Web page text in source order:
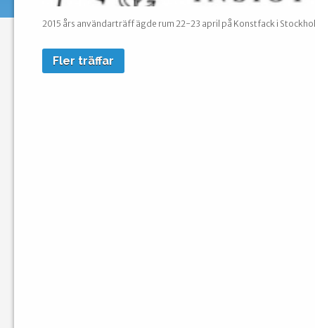
2015 års användarträff ägde rum 22-23 april på Konstfack i
Fler träffar